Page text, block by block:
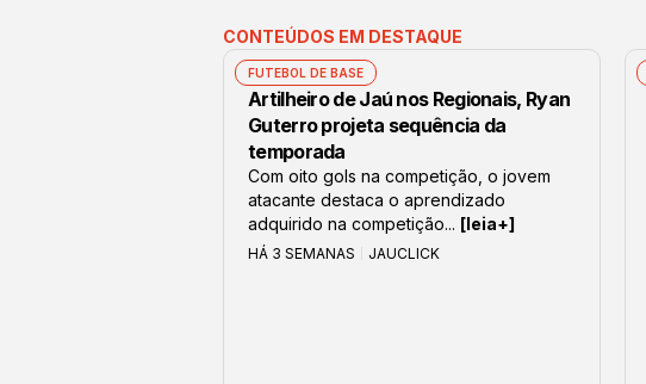
CONTEÚDOS EM DESTAQUE
FUTEBOL DE BASE
Artilheiro de Jaú nos Regionais, Ryan
Guterro projeta sequência da
temporada
Com oito gols na competição, o jovem
atacante destaca o aprendizado
adquirido na competição... [leia+]
HÁ 3 SEMANAS JAUCLICK